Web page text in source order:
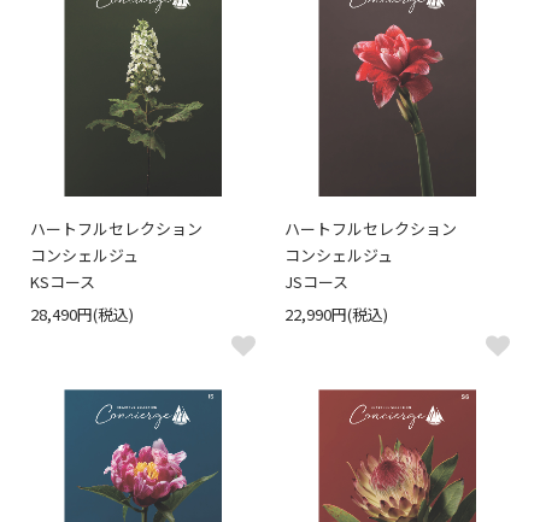
ハートフルセレクション
コンシェルジュ
KSコース
28,490円(税込)
ハートフルセレクション
コンシェルジュ
JSコース
22,990円(税込)